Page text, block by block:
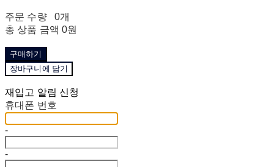
주문 수량
0개
총 상품 금액 0원
구매하기
장바구니에 담기
재입고 알림 신청
휴대폰 번호
-
-